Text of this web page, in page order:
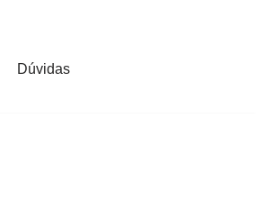
Dúvidas